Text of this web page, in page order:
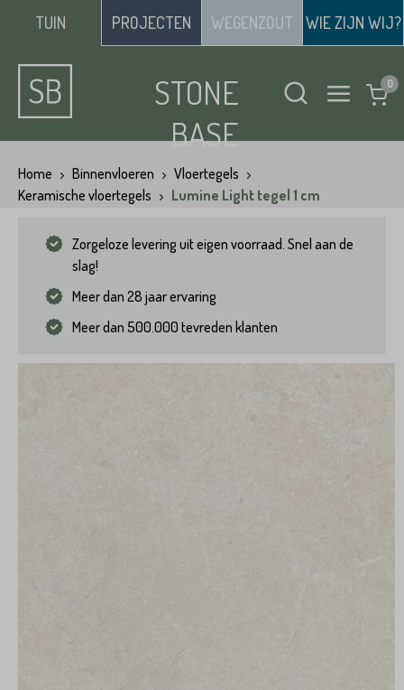
TUIN PROJECTEN WEGENZOUT WIE ZIJN WIJ?
STONE
BASE
Home Binnenvloeren
Vloertegels
Keramische vloertegels
Lumine Light tegel 1 cm
Zorgeloze levering uit eigen voorraad. Snel aan de
slag!
Meer dan 28 jaar ervaring
Meer dan 500.000 tevreden klanten